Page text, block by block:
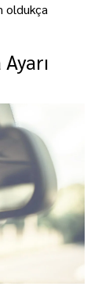
oldukça